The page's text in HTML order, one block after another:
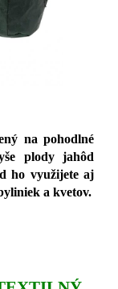
na pohodlné
plody jahôd
ho využijete aj
a kvetov.